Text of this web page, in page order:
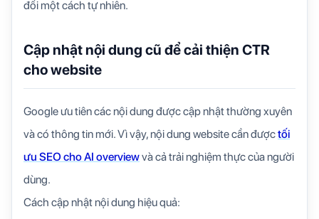
đổi một cách tự nhiên.
Cập nhật nội dung cũ để cải thiện CTR
cho website
Google ưu tiên các nội dung được cập nhật thường xuyên
và có thông tin mới. Vì vậy, nội dung website cần đượctối
ưu SEO cho AI overviewvà cả trải nghiệm thực của người
dùng.
Cách cập nhật nội dung hiệu quả: